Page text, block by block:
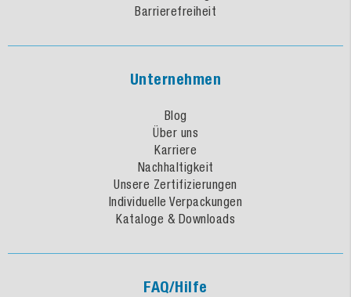
Barrierefreiheit
Unternehmen
Blog
Über uns
Karriere
Nachhaltigkeit
Unsere Zertifizierungen
Individuelle Verpackungen
Kataloge & Downloads
FAQ/Hilfe